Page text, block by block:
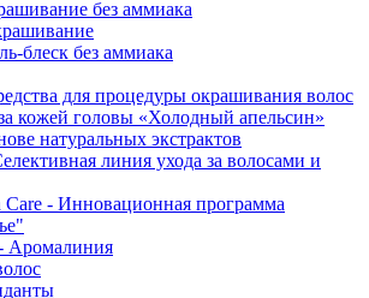
без аммиака
блеск без аммиака
для процедуры окрашивания волос
кожей головы «Холодный апельсин»
натуральных экстрактов
линия ухода за волосами и
- Инновационная программа
Аромалиния